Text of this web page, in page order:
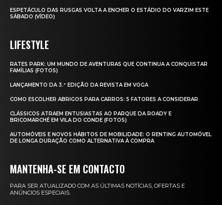
ESPETÁCULO DAS RUSGAS VOLTA A ENCHER O ESTÁDIO DO VARZIM ESTE
SÁBADO (VÍDEO)
LIFESTYLE
RATES PARK: UM MUNDO DE AVENTURAS QUE CONTINUA A CONQUISTAR
FAMÍLIAS (FOTOS)
LANÇAMENTO DA 3.ª EDIÇÃO DA REVISTA EM VOGA
COMO ESCOLHER ABRIGOS PARA CARROS: 5 FATORES A CONSIDERAR
CLÁSSICOS ATRAEM ENTUSIASTAS AO PARQUE DA ROADY E
BRICOMARCHÉ EM VILA DO CONDE (FOTOS)
AUTOMÓVEIS E NOVOS HÁBITOS DE MOBILIDADE: O RENTING AUTOMÓVEL
DE LONGA DURAÇÃO COMO ALTERNATIVA À COMPRA
MANTENHA-SE EM CONTACTO
PARA SER ATUALIZADO COM AS ÚLTIMAS NOTÍCIAS, OFERTAS E
ANÚNCIOS ESPECIAIS.